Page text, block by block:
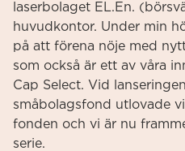
laserbolaget EL.En.
huvudkontor. Under min
på att förena nöje med
som också är ett av våra
Cap Select. Vid
småbolagsfond utlovade
fonden och vi är nu
serie.